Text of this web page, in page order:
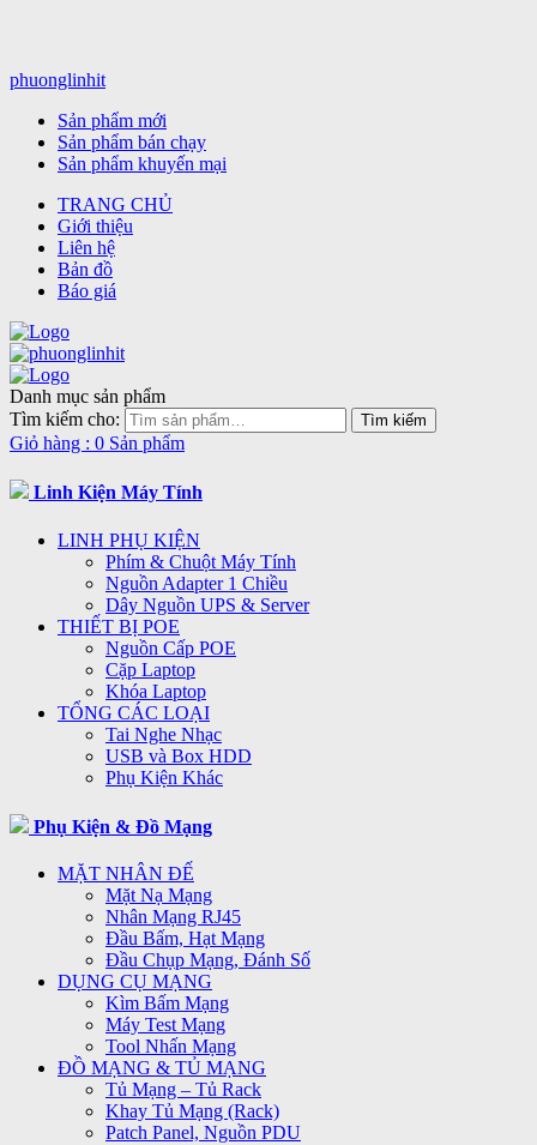
phuonglinhit
Sản phẩm mới
Sản phẩm bán chạy
Sản phẩm khuyến mại
TRANG CHỦ
Giới thiệu
Liên hệ
Bản đồ
Báo giá
Danh mục sản phẩm
Tìm kiếm cho:
Giỏ hàng : 0 Sản phẩm
Linh Kiện Máy Tính
LINH PHỤ KIỆN
Phím & Chuột Máy Tính
Nguồn Adapter 1 Chiều
Dây Nguồn UPS & Server
THIẾT BỊ POE
Nguồn Cấp POE
Cặp Laptop
Khóa Laptop
TỔNG CÁC LOẠI
Tai Nghe Nhạc
USB và Box HDD
Phụ Kiện Khác
Phụ Kiện & Đồ Mạng
MẶT NHÂN ĐẾ
Mặt Nạ Mạng
Nhân Mạng RJ45
Đầu Bấm, Hạt Mạng
Đầu Chụp Mạng, Đánh Số
DỤNG CỤ MẠNG
Kìm Bấm Mạng
Máy Test Mạng
Tool Nhấn Mạng
ĐỒ MẠNG & TỦ MẠNG
Tủ Mạng – Tủ Rack
Khay Tủ Mạng (Rack)
Patch Panel, Nguồn PDU